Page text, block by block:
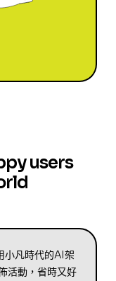
users
小凡時代的AI架
活動，省時又好